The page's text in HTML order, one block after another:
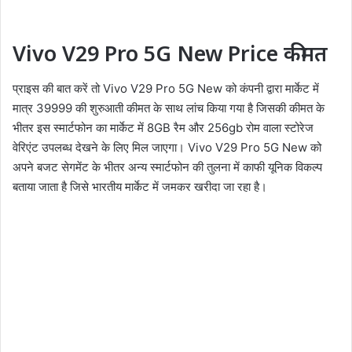
Vivo V29 Pro 5G New Price कीमत
प्राइस की बात करें तो Vivo V29 Pro 5G New को कंपनी द्वारा मार्केट में
मात्र 39999 की शुरुआती कीमत के साथ लांच किया गया है जिसकी कीमत के
भीतर इस स्मार्टफोन का मार्केट में 8GB रैम और 256gb रोम वाला स्टोरेज
वेरिएंट उपलब्ध देखने के लिए मिल जाएगा। Vivo V29 Pro 5G New को
अपने बजट सेगमेंट के भीतर अन्य स्मार्टफोन की तुलना में काफी यूनिक विकल्प
बताया जाता है जिसे भारतीय मार्केट में जमकर खरीदा जा रहा है।